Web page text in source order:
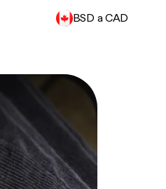
BSD a CAD